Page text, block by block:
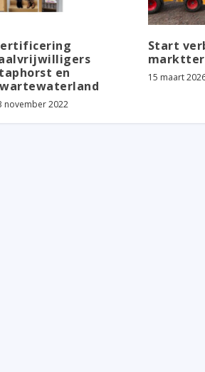
en
november 2022
Start
15 maart